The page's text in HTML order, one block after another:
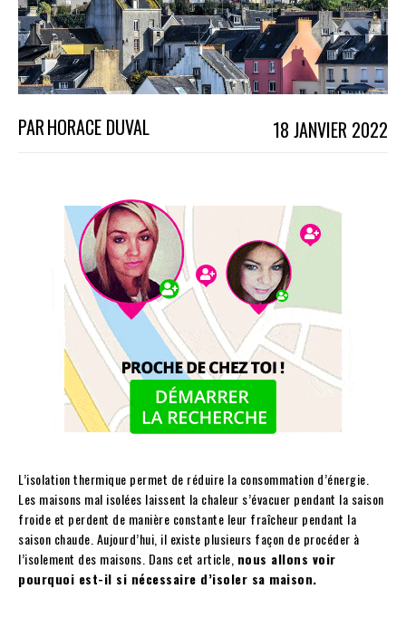
PARHORACE DUVAL 18 JANVIER 2022
L’isolation thermique permet de réduire la consommation d’énergie.
Les maisons mal isolées laissent la chaleur s’évacuer pendant la saison
froide et perdent de manière constante leur fraîcheur pendant la
saison chaude. Aujourd’hui, il existe plusieurs façon de procéder à
l’isolement des maisons. Dans cet article, nous allons voir
pourquoi est-il si nécessaire d’isoler sa maison.